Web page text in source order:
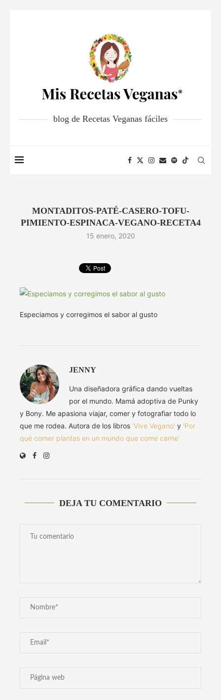
blog de Recetas Veganas fáciles
MONTADITOS-PATÉ-CASERO-TOFU-
PIMIENTO-ESPINACA-VEGANO-RECETA4
15 enero, 2020
Especiamos y corregimos el sabor al gusto
JENNY
Una diseñadora gráfica dando vueltas
por el mundo. Mamá adoptiva de Punky
y Bony. Me apasiona viajar, comer y fotografiar todo lo
que me rodea. Autora de los libros 'Vive Vegano' y 'Por
qué comer plantas en un mundo que come carne'
DEJA TU COMENTARIO